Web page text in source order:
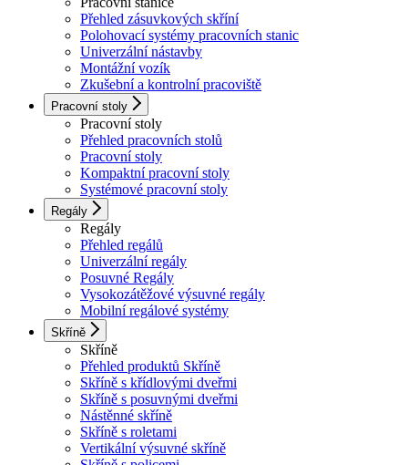
Přehled zásuvkových skříní
Polohovací systémy pracovních stanic
Univerzální nástavby
Montážní vozík
Zkušební a kontrolní pracoviště
Pracovní stoly
Pracovní stoly
Přehled pracovních stolů
Pracovní stoly
Kompaktní pracovní stoly
Systémové pracovní stoly
Regály
Regály
Přehled regálů
Univerzální regály
Posuvné Regály
Vysokozátěžové výsuvné regály
Mobilní regálové systémy
Skříně
Skříně
Přehled produktů Skříně
Skříně s křídlovými dveřmi
Skříně s posuvnými dveřmi
Nástěnné skříně
Skříně s roletami
Vertikální výsuvné skříně